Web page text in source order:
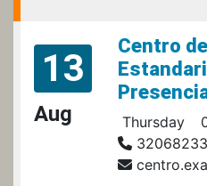
13
Aug
Centro
Thursday